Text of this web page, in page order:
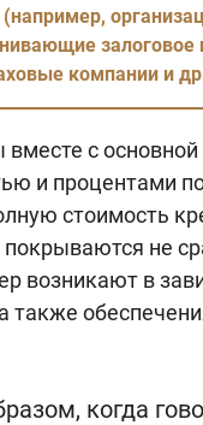
залоговое
компании и
вместе с основной
и процентами
стоимость
не
возникают в
также
когда